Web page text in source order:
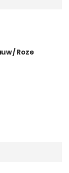
/ Roze